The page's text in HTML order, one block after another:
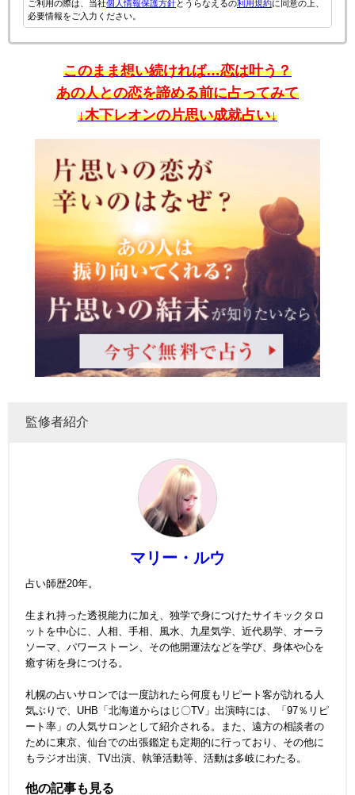
ご利用の際は、当社個人情報保護方針とうらなえるの利用規約に同意の上、
必要情報をご入力ください。
このまま想い続ければ…恋は叶う？
あの人との恋を諦める前に占ってみて
↓木下レオンの片思い成就占い↓
監修者紹介
マリー・ルウ
占い師歴20年。
生まれ持った透視能力に加え、独学で身につけたサイキックタロ
ットを中心に、人相、手相、風水、九星気学、近代易学、オーラ
ソーマ、パワーストーン、その他開運法などを学び、身体や心を
癒す術を身につける。
札幌の占いサロンでは一度訪れたら何度もリピート客が訪れる人
気ぶりで、UHB「北海道からはじ〇TV」出演時には、「97％リピ
ート率」の人気サロンとして紹介される。また、遠方の相談者の
ために東京、仙台での出張鑑定も定期的に行っており、その他に
もラジオ出演、TV出演、執筆活動等、活動は多岐にわたる。
他の記事も見る